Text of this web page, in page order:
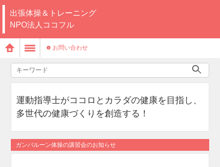
出張体操＆トレーニング
NPO法人ココフル
お問い合わせ
運動指導士がココロとカラダの健康を目指し、
多世代の健康づくりを創造する！
ガンバルーン体操の講習会のお知らせ